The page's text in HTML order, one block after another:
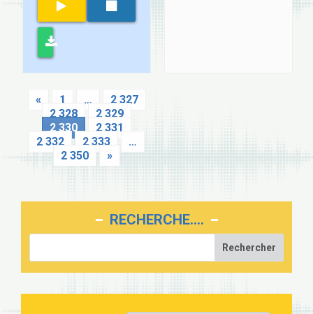
« 1 …
2 327
2 328
2 329
2 330
2 331
2 332
2 333
…
2 350
»
RECHERCHE….